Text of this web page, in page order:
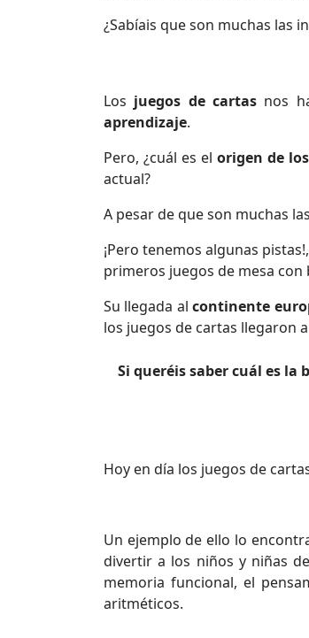
¿Sabíais que son muchas las
Los juegos de cartasnos
aprendizaje.
Pero, ¿cuál es el origen de
actual?
A pesar de que son muchas
¡Pero tenemos algunas
primeros juegos de mesa
Su llegada alcontinente
los juegos de cartas llegaron
Si queréis saber cuál es
Hoy en día los juegos de
Un ejemplo de ello lo
divertir a los niños y niñas
memoria funcional, el
aritméticos.